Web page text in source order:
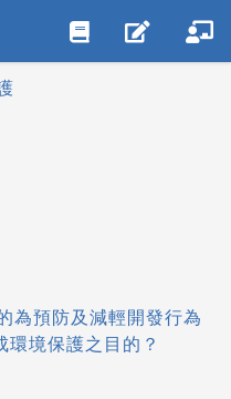
為預防及減輕開發行為
境保護之目的？